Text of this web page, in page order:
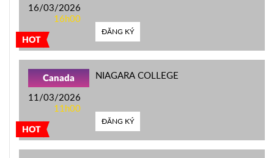
HOT
16/03/2026
16h00
ĐĂNG KÝ
HOT
Canada
11/03/2026
11h00
NIAGARA COLLEGE
ĐĂNG KÝ